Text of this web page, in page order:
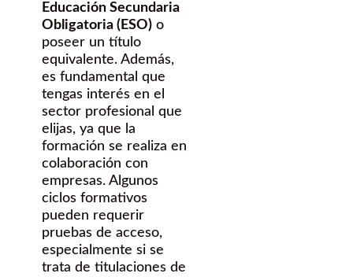
Educación Secundaria
Obligatoria (ESO) o
poseer un título
equivalente. Además,
es fundamental que
tengas interés en el
sector profesional que
elijas, ya que la
formación se realiza en
colaboración con
empresas. Algunos
ciclos formativos
pueden requerir
pruebas de acceso,
especialmente si se
trata de titulaciones de